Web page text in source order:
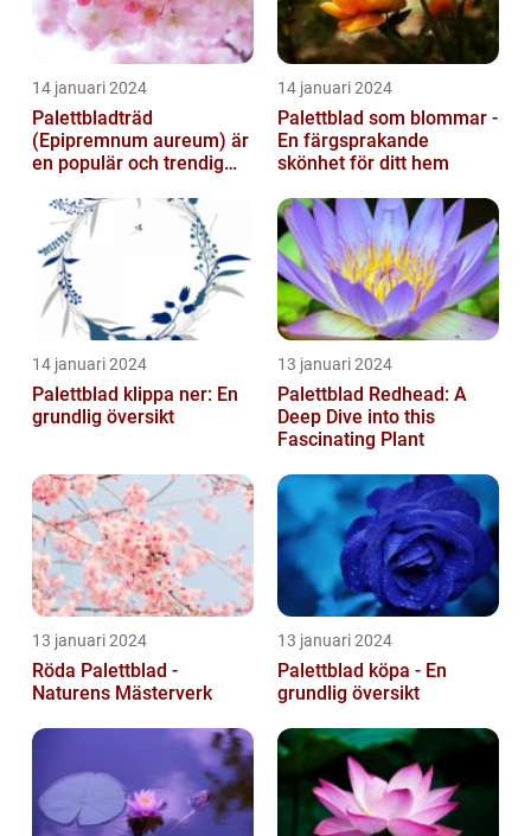
14 januari 2024
Palettbladträd
(Epipremnum aureum) är
en populär och trendig
populär de ...
14 januari 2024
Palettblad som blommar -
En färgsprakande
skönhet för ditt hem
14 januari 2024
Palettblad klippa ner: En
grundlig översikt
13 januari 2024
Palettblad Redhead: A
Deep Dive into this
Fascinating Plant
13 januari 2024
Röda Palettblad -
Naturens Mästerverk
13 januari 2024
Palettblad köpa - En
grundlig översikt